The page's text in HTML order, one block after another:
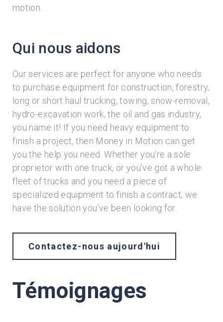
motion.
Qui nous aidons
Our services are perfect for anyone who needs
to purchase equipment for construction, forestry,
long or short haul trucking, towing, snow-removal,
hydro-excavation work, the oil and gas industry,
you name it! If you need heavy equipment to
finish a project, then Money in Motion can get
you the help you need. Whether you’re a sole
proprietor with one truck, or you’ve got a whole
fleet of trucks and you need a piece of
specialized equipment to finish a contract, we
have the solution you’ve been looking for.
Contactez-nous aujourd'hui
Témoignages